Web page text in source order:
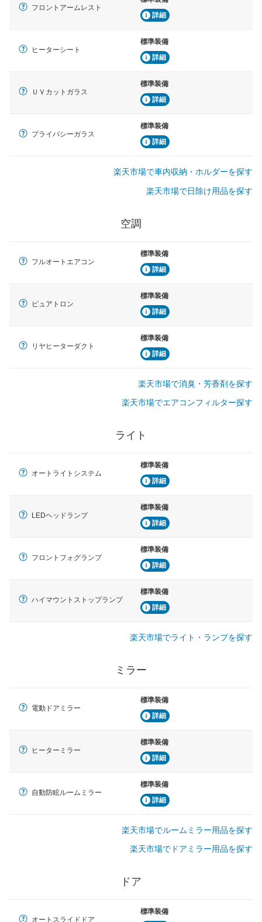
フロントアームレスト
詳細
ヒーターシート
標準装備
詳細
ＵＶカットガラス
標準装備
詳細
プライバシーガラス
標準装備
詳細
楽天市場で車内収納・ホルダーを探す
楽天市場で日除け用品を探す
空調
フルオートエアコン
標準装備
詳細
ピュアトロン
標準装備
詳細
リヤヒーターダクト
標準装備
詳細
楽天市場で消臭・芳香剤を探す
楽天市場でエアコンフィルター探す
ライト
オートライトシステム
標準装備
詳細
LEDヘッドランプ
標準装備
詳細
フロントフォグランプ
標準装備
詳細
ハイマウントストップランプ
標準装備
詳細
楽天市場でライト・ランプを探す
ミラー
電動ドアミラー
標準装備
詳細
ヒーターミラー
標準装備
詳細
自動防眩ルームミラー
標準装備
詳細
楽天市場でルームミラー用品を探す
楽天市場でドアミラー用品を探す
ドア
オートスライドドア
標準装備